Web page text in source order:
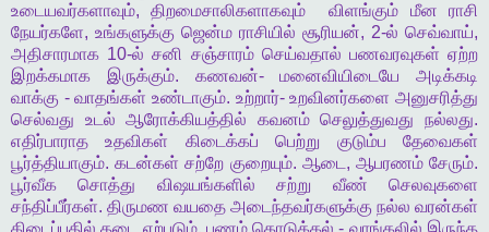
உடையவர்களாவும்,திறமைசாலிகளாகவும் விளங்கும் மீன
ராசி
நேயர்களே, உங்களுக்கு ஜென்ம ராசியில் சூரியன், 2-ல் செவ்வாய்,
அதிசாரமாக 10-ல் சனி சஞ்சாரம் செய்வதால் பணவரவுகள் ஏற்ற
இறக்கமாக
இருக்கும். கணவன்-மனைவியிடையே
அடிக்கடி
வாக்கு -வாதங்கள் உண்டாகும். உற்றார்-உறவினர்களை அனுசரித்து
செல்வது
உடல் ஆரோக்கியத்தில் கவனம் செலுத்துவது நல்லது.
எதிர்பாராத
உதவிகள் கிடைக்கப் பெற்று குடும்ப
தேவைகள்
பூர்த்தியாகும்.கடன்கள் சற்றே குறையும். ஆடை , ஆபரணம் சேரும்.
பூர்வீக
சொத்து விஷயங்களில் சற்று வீண்
செலவுகளை
சந்திப்பீர்கள். திருமண வயதை அடைந்தவர்களுக்கு நல்ல வரன்கள்
கிடைப்பதில் தடை ஏற்படும். பணம் கொடுக்கல் - வாங்கலில் இருந்த